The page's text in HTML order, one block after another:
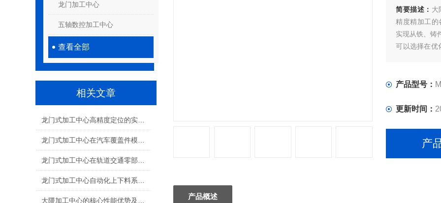
龙门加工中心
五轴数控加工中心
查看全部
相关文章
简要描述： 大
精度精加工的
实现从铁、铸
可以选择在优
产品型号：
更新时间：
产
产品概述